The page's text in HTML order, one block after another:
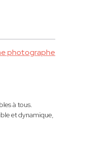
photographe
à tous.
et dynamique,